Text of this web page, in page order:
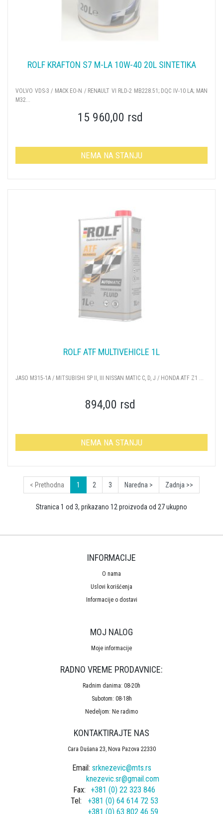
ROLF KRAFTON S7 M-LA 10W-40 20L SINTETIKA
VOLVO VDS-3 / MACK EO-N / RENAULT VI RLD-2 MB228.51; DQC IV-10 LA; MAN
M32...
15 960,00 rsd
NEMA NA STANJU
ROLF ATF MULTIVEHICLE 1L
JASO M315-1A / MITSUBISHI SP II, III NISSAN MATIC C, D, J / HONDA ATF Z1 ...
894,00 rsd
NEMA NA STANJU
< Prethodna 1 2 3 Naredna > Zadnja >>
Stranica 1 od 3, prikazano 12 proizvoda od 27 ukupno
INFORMACIJE
O nama
Uslovi korišćenja
Informacije o dostavi
MOJ NALOG
Moje informacije
RADNO VREME PRODAVNICE:
Radnim danima: 08-20h
Subotom: 08-18h
Nedeljom: Ne radimo
KONTAKTIRAJTE NAS
Cara Dušana 23, Nova Pazova 22330
Email: srknezevic@mts.rs
knezevic.sr@gmail.com
Fax:
+381 (0) 22 323 846
Tel:
+381 (0) 64 614 72 53
+381 (0) 63 802 46 59